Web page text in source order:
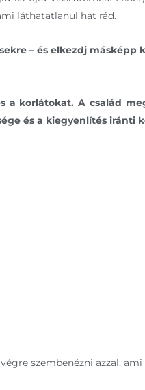
láthatatlanul hat rád.
– és elkezdj
a korlátokat. A család
és a kiegyenlítés iránti
szembenézni azzal, ami